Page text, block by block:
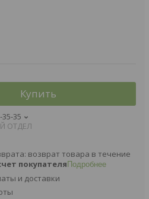
Купить
35-35
ОТДЕЛ
возврат товара в течение
покупателя Подробнее
и доставки